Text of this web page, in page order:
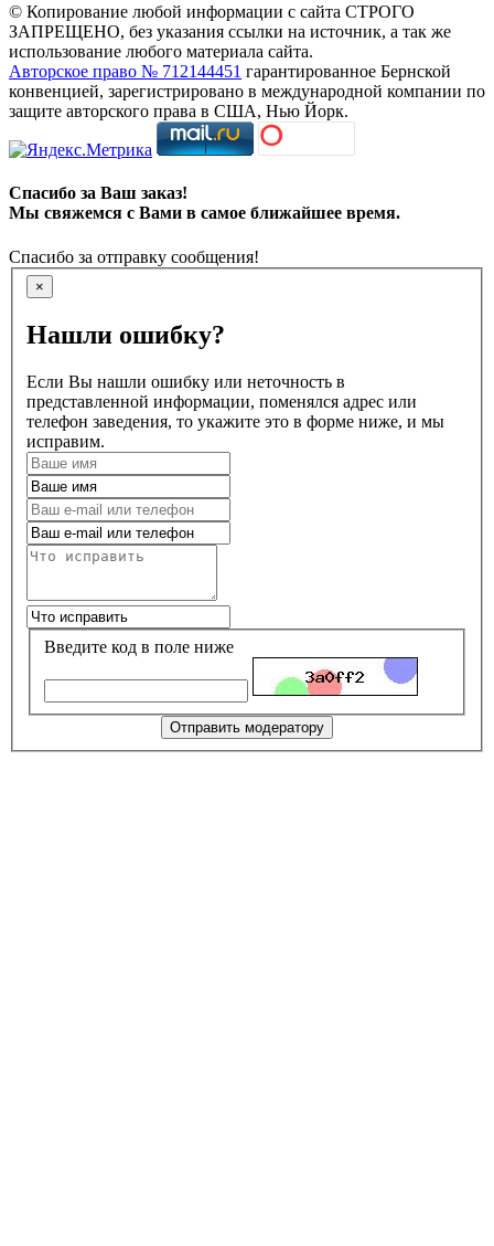
© Копирование любой информации с сайта СТРОГО
ЗАПРЕЩЕНО, без указания ссылки на источник, а так же
использование любого материала сайта.
Авторское право № 712144451 гарантированное Бернской
конвенцией, зарегистрировано в международной компании по
защите авторского права в США, Нью Йорк.
Спасибо за Ваш заказ!
Мы свяжемся с Вами в самое ближайшее время.
Спасибо за отправку сообщения!
×
Нашли ошибку?
Если Вы нашли ошибку или неточность в
представленной информации, поменялся адрес или
телефон заведения, то укажите это в форме ниже, и мы
исправим.
Введите код в поле ниже
Отправить модератору